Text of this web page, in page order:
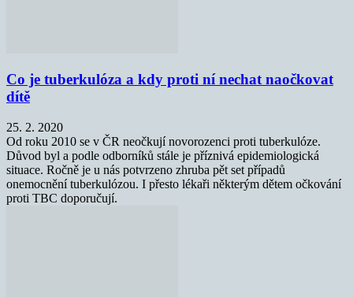
Co je tuberkulóza a kdy proti ní nechat naočkovat
dítě
25. 2. 2020
Od roku 2010 se v ČR neočkují novorozenci proti tuberkulóze.
Důvod byl a podle odborníků stále je příznivá epidemiologická
situace. Ročně je u nás potvrzeno zhruba pět set případů
onemocnění tuberkulózou. I přesto lékaři některým dětem očkování
proti TBC doporučují.